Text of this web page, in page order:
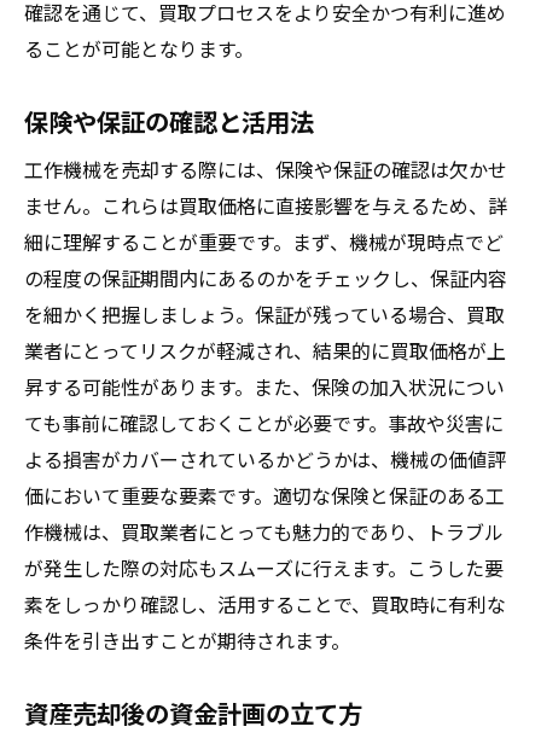
確認を通じて、買取プロセスをより安全かつ有利に進め
ることが可能となります。
保険や保証の確認と活用法
工作機械を売却する際には、保険や保証の確認は欠かせ
ません。これらは買取価格に直接影響を与えるため、詳
細に理解することが重要です。まず、機械が現時点でど
の程度の保証期間内にあるのかをチェックし、保証内容
を細かく把握しましょう。保証が残っている場合、買取
業者にとってリスクが軽減され、結果的に買取価格が上
昇する可能性があります。また、保険の加入状況につい
ても事前に確認しておくことが必要です。事故や災害に
よる損害がカバーされているかどうかは、機械の価値評
価において重要な要素です。適切な保険と保証のある工
作機械は、買取業者にとっても魅力的であり、トラブル
が発生した際の対応もスムーズに行えます。こうした要
素をしっかり確認し、活用することで、買取時に有利な
条件を引き出すことが期待されます。
資産売却後の資金計画の立て方